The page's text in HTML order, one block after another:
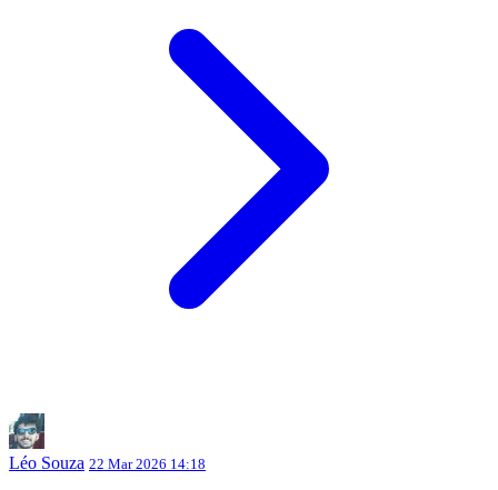
Léo Souza 22 Mar 2026 14:18